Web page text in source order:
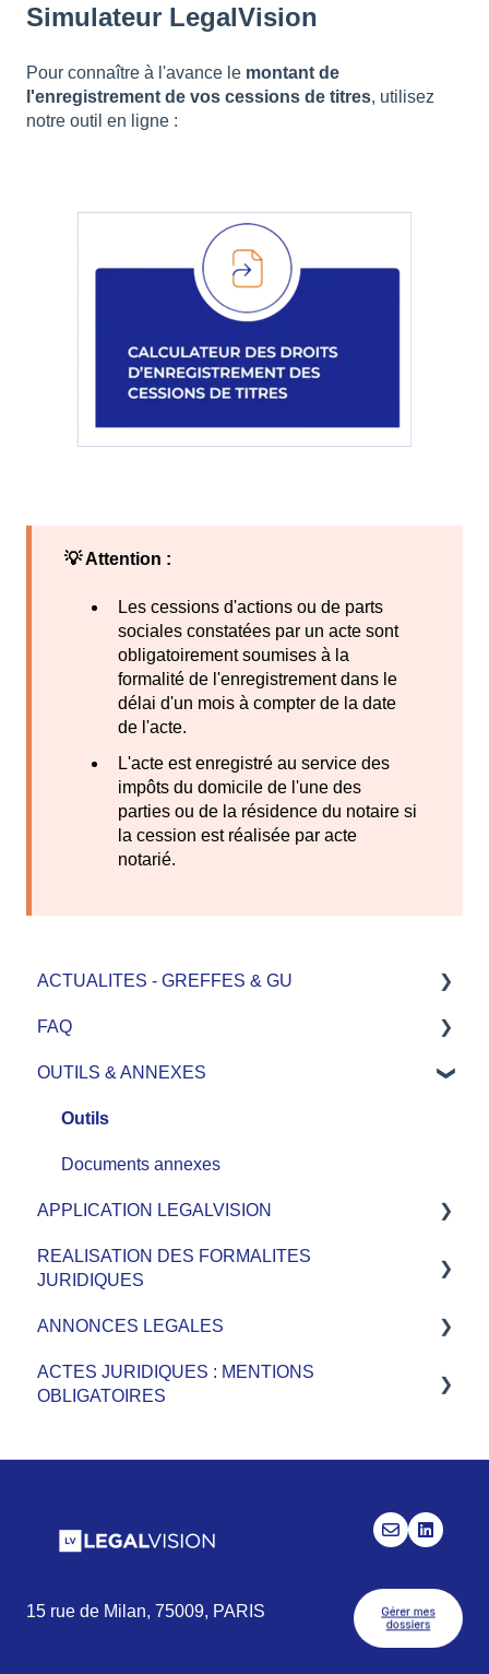
Simulateur LegalVision
Pour connaître à l'avance le montant de
l'enregistrement de vos cessions de titres, utilisez
notre outil en ligne :
💡 Attention :
Les cessions d'actions ou de parts
sociales constatées par un acte sont
obligatoirement soumises à la
formalité de l'enregistrement dans le
délai d'un mois à compter de la date
de l'acte.
L'acte est enregistré au service des
impôts du domicile de l'une des
parties ou de la résidence du notaire si
la cession est réalisée par acte
notarié.
ACTUALITES - GREFFES & GU
Délais de traitement actuels des greffes
Actualités passées
FAQ
Tarifs
Nouveau dossier
Suivi dossiers
Facturation
Informations générales
OUTILS & ANNEXES
Outils
Documents annexes
APPLICATION LEGALVISION
Guide utilisateur - App LV
REALISATION DES FORMALITES
JURIDIQUES
Dépôts et Enregistrements
Modification de société
Création de société
ANNONCES LEGALES
Création de société
Modification de société
ACTES JURIDIQUES : MENTIONS
OBLIGATOIRES
15 rue de Milan, 75009, PARIS